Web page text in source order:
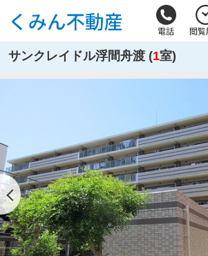
電話 閲覧
サンクレイドル浮間舟渡 (1室)